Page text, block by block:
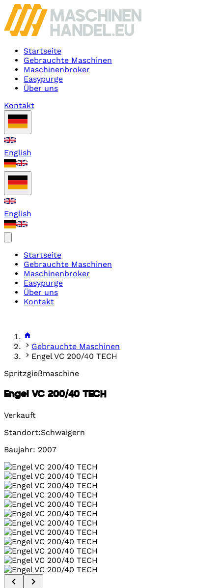
Startseite
Gebrauchte Maschinen
Maschinenbroker
Easypurge
Über uns
Kontakt
English
English
Startseite
Gebrauchte Maschinen
Maschinenbroker
Easypurge
Über uns
Kontakt
Gebrauchte Maschinen
Engel VC 200/40 TECH
Spritzgießmaschine
Engel VC 200/40 TECH
Verkauft
Standort:Schwaigern
Baujahr: 2007